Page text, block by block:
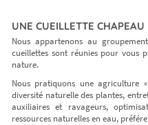
UNE CUEILLETTE CHAPEAU
Nous appartenons au
cueillettes sont réunies pour vous
nature.
Nous pratiquons une agriculture
diversité naturelle des plantes,
auxiliaires et ravageurs,
ressources naturelles en eau,